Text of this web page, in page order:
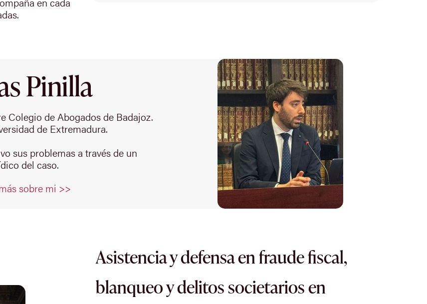
Pinilla
Colegio de Abogados de Badajoz.
de Extremadura.
sus problemas a través de un
del caso.
sobre mi >>
Asistencia y defensa en fraude fiscal,
blanqueo y delitos societarios en